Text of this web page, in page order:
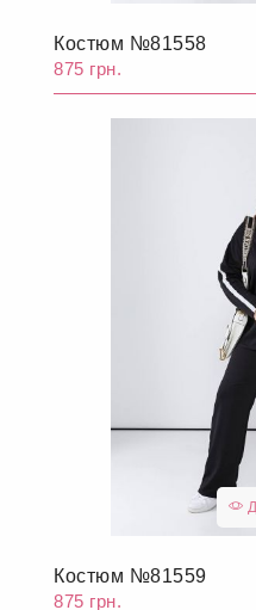
Костюм №81558
875 грн.
Костюм №81559
875 грн.